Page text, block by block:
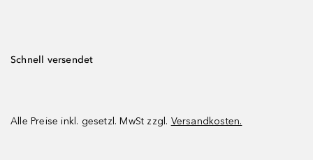
Schnell versendet
Alle Preise inkl. gesetzl. MwSt zzgl. Versandkosten.